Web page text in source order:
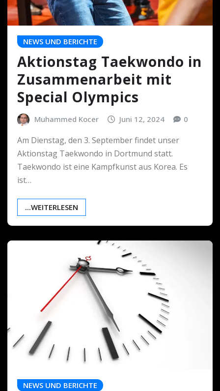
NEWS UND BERICHTE
Aktionstag Taekwondo in
Zusammenarbeit mit
Special Olympics
Muhammed Kocer Juni 12, 2024 0
Am Dienstag, den 3. September findet unser
Aktionstag Taekwondo in Dortmund statt.
Taekwondo ist eine Kampfkunst aus Korea. Es
ist…
...WEITERLESEN
NEWS UND BERICHTE